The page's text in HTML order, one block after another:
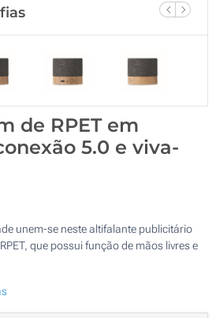
de RPET em
5.0 e viva-
unem-se neste altifalante publicitário
que possui função de mãos livres e